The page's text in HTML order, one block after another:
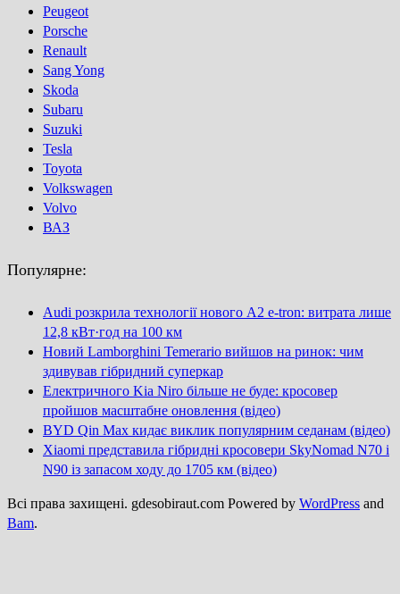
Peugeot
Porsсhe
Renault
Sang Yong
Skoda
Subaru
Suzuki
Tesla
Toyota
Volkswagen
Volvo
ВАЗ
Популярне:
Audi розкрила технології нового A2 e-tron: витрата лише
12,8 кВт·год на 100 км
Новий Lamborghini Temerario вийшов на ринок: чим
здивував гібридний суперкар
Електричного Kia Niro більше не буде: кросовер
пройшов масштабне оновлення (відео)
BYD Qin Max кидає виклик популярним седанам (відео)
Xiaomi представила гібридні кросовери SkyNomad N70 і
N90 із запасом ходу до 1705 км (відео)
Всі права захищені. gdesobiraut.com Powered by WordPress and
Bam.